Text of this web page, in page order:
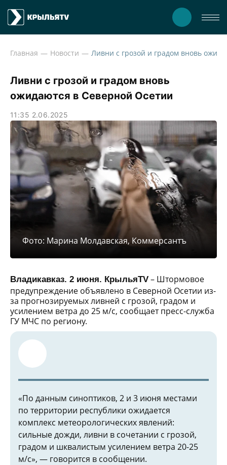
Главная Новости
Ливни с грозой и градом вновь
ожидаются в Северной Осетии
11:35 2.06.2025
Фото: Марина Молдавская, Коммерсантъ
Владикавказ. 2 июня. КрыльяTV – Штормовое
предупреждение объявлено в Северной Осетии из-
за прогнозируемых ливней с грозой, градом и
усилением ветра до 25 м/с, сообщает пресс-служба
ГУ МЧС по региону.
«По данным синоптиков, 2 и 3 июня местами
по территории республики ожидается
комплекс метеорологических явлений:
сильные дожди, ливни в сочетании с грозой,
градом и шквалистым усилением ветра 20-25
м/с», — говорится в сообщении.